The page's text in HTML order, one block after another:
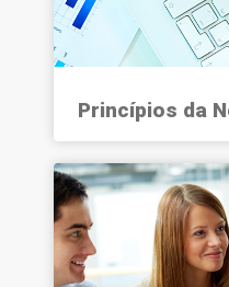
Princípios da